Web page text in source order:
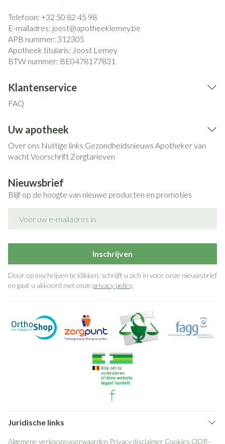
Telefoon: +32 50 82 45 98
E-mailadres: joost@apotheeklemey.be
APB nummer: 312305
Apotheek titularis: Joost Lemey
BTW nummer: BE0478177831
Klantenservice
FAQ
Uw apotheek
Over ons Nuttige links Gezondheidsnieuws Apotheker van
wachtVoorschrift Zorgtarieven
Nieuwsbrief
Blijf op de hoogte van nieuwe producten en promoties
Inschrijven
Door op inschrijven te klikken, schrijft u zich in voor onze nieuwsbrief
en gaat u akkoord met onze privacy policy.
Juridische links
Algemene verkoopsvoorwaarden Privacy disclaimer Cookies ODR-